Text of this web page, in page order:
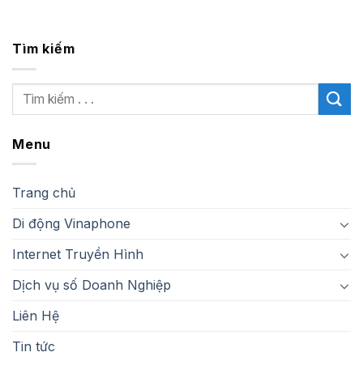
Tìm kiếm
Menu
Trang chủ
Di động Vinaphone
Internet Truyền Hình
Dịch vụ số Doanh Nghiệp
Liên Hệ
Tin tức